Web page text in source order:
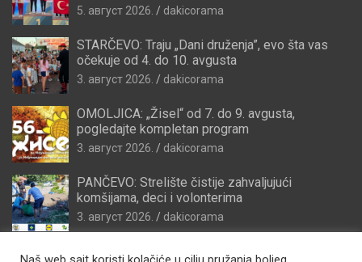
5. август 2026. dakicorama
STARČEVO: Traju „Dani druženja”, evo šta vas
očekuje od 4. do 10. avgusta
3. август 2026. dakicorama
OMOLJICA: „Žisel“ od 7. do 9. avgusta,
pogledajte kompletan program
3. август 2026. dakicorama
PANČEVO: Strelište čistije zahvaljujući
komšijama, deci i volonterima
3. август 2026. dakicorama